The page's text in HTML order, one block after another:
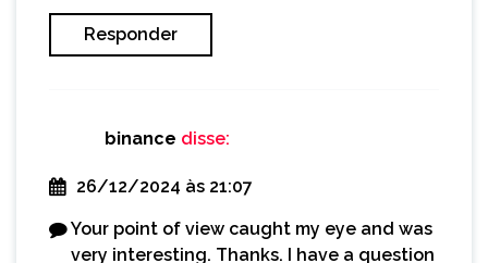
Responder
binance disse:
26/12/2024 às 21:07
Your point of view caught my eye and was
very interesting. Thanks. I have a question